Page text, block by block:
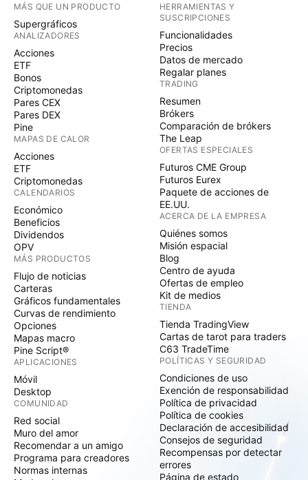
MÁS QUE UN PRODUCTO
Supergráficos
ANALIZADORES
Acciones
ETF
Bonos
Criptomonedas
Pares CEX
Pares DEX
Pine
MAPAS DE CALOR
Acciones
ETF
Criptomonedas
CALENDARIOS
Económico
Beneficios
Dividendos
OPV
MÁS PRODUCTOS
Flujo de noticias
Carteras
Gráficos fundamentales
Curvas de rendimiento
Opciones
Mapas macro
Pine Script®
APLICACIONES
Móvil
Desktop
COMUNIDAD
Red social
Muro del amor
Recomendar a un amigo
Programa para creadores
Normas internas
HERRAMIENTAS Y
SUSCRIPCIONES
Funcionalidades
Precios
Datos de mercado
Regalar planes
TRADING
Resumen
Brókers
Comparación de brókers
The Leap
OFERTAS ESPECIALES
Futuros CME Group
Futuros Eurex
Paquete de acciones de
EE.UU.
ACERCA DE LA EMPRESA
Quiénes somos
Misión espacial
Blog
Centro de ayuda
Ofertas de empleo
Kit de medios
TIENDA
Tienda TradingView
Cartas de tarot para traders
C63 TradeTime
POLÍTICAS Y SEGURIDAD
Condiciones de uso
Exención de responsabilidad
Política de privacidad
Política de cookies
Declaración de accesibilidad
Consejos de seguridad
Recompensas por detectar
errores
Página de estado